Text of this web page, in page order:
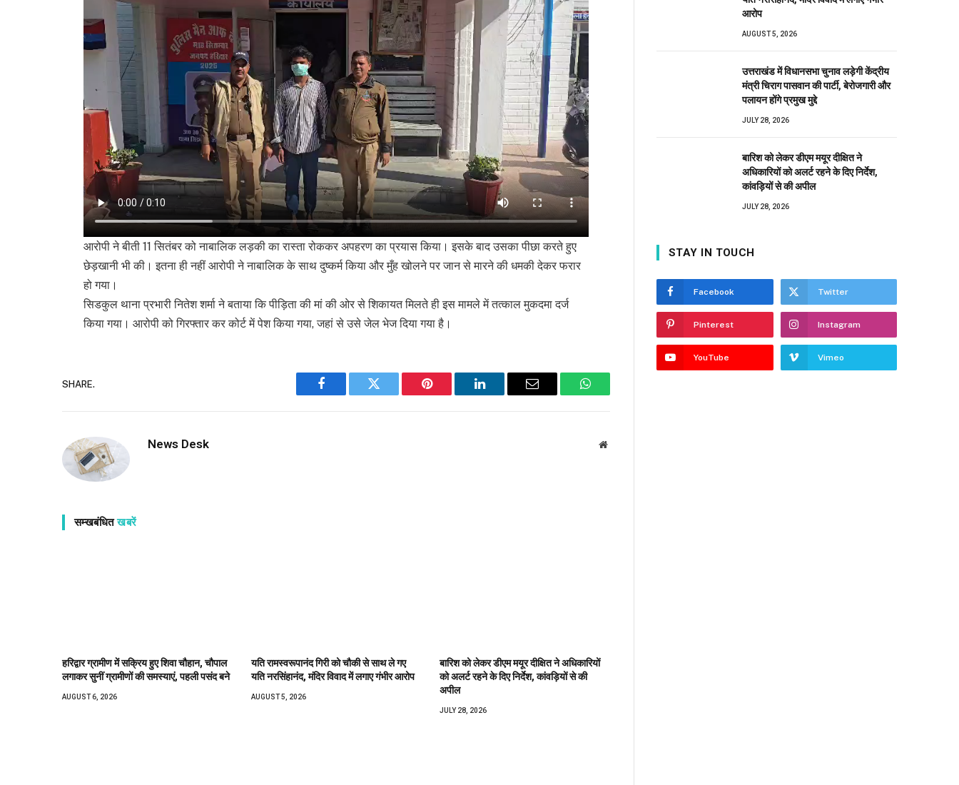
आरोपी ने बीती 11 सितंबर को नाबालिक लड़की का रास्ता रोककर अपहरण का प्रयास किया। इसके बाद उसका पीछा करते हुए
छेड़खानी भी की। इतना ही नहीं आरोपी ने नाबालिक के साथ दुष्कर्म किया और मुँह खोलने पर जान से मारने की धमकी देकर फरार
हो गया।
सिडकुल थाना प्रभारी नितेश शर्मा ने बताया कि पीड़िता की मां की ओर से शिकायत मिलते ही इस मामले में तत्काल मुकदमा दर्ज
किया गया। आरोपी को गिरफ्तार कर कोर्ट में पेश किया गया, जहां से उसे जेल भेज दिया गया है।
SHARE.
Facebook Twitter Pinterest LinkedIn Email WhatsApp
News Desk Website
सम्खबंधितखबरें
हरिद्वार ग्रामीण में सक्रिय हुए शिवा चौहान, चौपाल
लगाकर सुनीं ग्रामीणों की समस्याएं, पहली पसंद बने
AUGUST 6, 2026
यति रामस्वरूपानंद गिरी को चौकी से साथ ले गए
यति नरसिंहानंद, मंदिर विवाद में लगाए गंभीर आरोप
AUGUST 5, 2026
बारिश को लेकर डीएम मयूर दीक्षित ने अधिकारियों
को अलर्ट रहने के दिए निर्देश, कांवड़ियों से की
अपील
JULY 28, 2026
आरोप
AUGUST 5, 2026
उत्तराखंड में विधानसभा चुनाव लड़ेगी केंद्रीय
मंत्री चिराग पासवान की पार्टी, बेरोजगारी और
पलायन होंगे प्रमुख मुद्दे
JULY 28, 2026
बारिश को लेकर डीएम मयूर दीक्षित ने
अधिकारियों को अलर्ट रहने के दिए निर्देश,
कांवड़ियों से की अपील
JULY 28, 2026
STAY IN TOUCH
Facebook Twitter
Pinterest Instagram
YouTube Vimeo